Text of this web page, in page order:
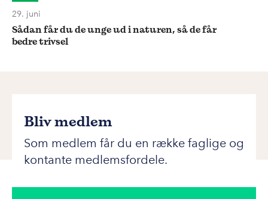
29. juni
Sådan får du de unge ud i naturen, så de får
bedre trivsel
Bliv medlem
Som medlem får du en række faglige og
kontante medlemsfordele.